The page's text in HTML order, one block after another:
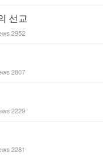
선교
2952
2807
2229
2281